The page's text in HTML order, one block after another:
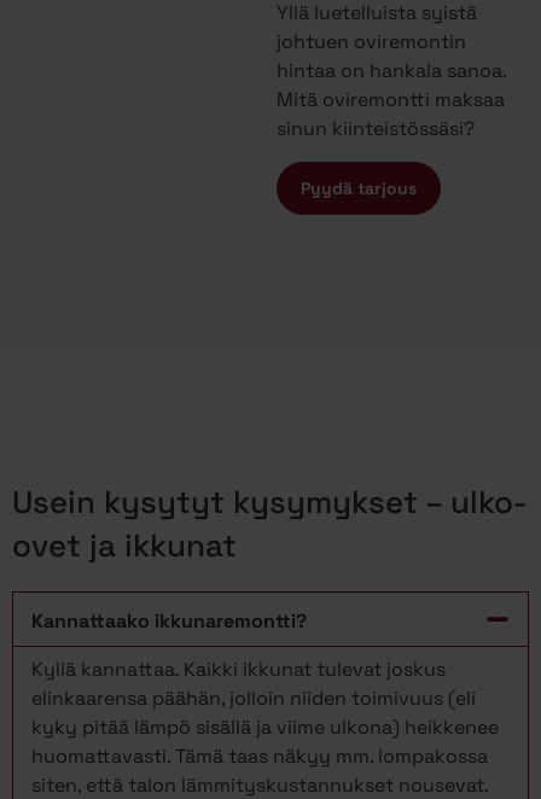
Yllä luetelluista syistä
johtuen oviremontin
hintaa on hankala sanoa.
Mitä oviremontti maksaa
sinun kiinteistössäsi?
Pyydä tarjous
Usein kysytyt kysymykset – ulko-
ovet ja ikkunat
Kannattaako ikkunaremontti?
Kyllä kannattaa. Kaikki ikkunat tulevat joskus
elinkaarensa päähän, jolloin niiden toimivuus (eli
kyky pitää lämpö sisällä ja viime ulkona) heikkenee
huomattavasti. Tämä taas näkyy mm. lompakossa
siten, että talon lämmityskustannukset nousevat.